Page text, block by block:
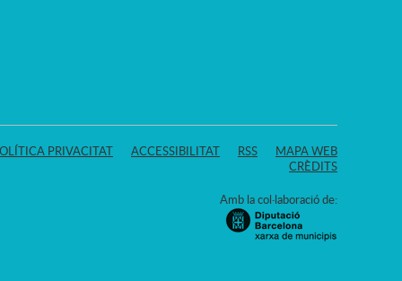
PRIVACITAT ACCESSIBILITAT RSS
MAPA WEB
CRÈDITS
Amb la col·laboració de: